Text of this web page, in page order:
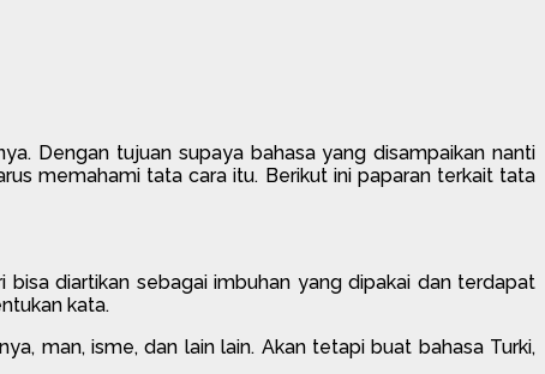
Dengan tujuan supaya bahasa yang disampaikan nanti
memahami tata cara itu. Berikut ini paparan terkait tata
bisa diartikan sebagai imbuhan yang dipakai dan terdapat
kata.
man, isme, dan lain lain. Akan tetapi buat bahasa Turki,